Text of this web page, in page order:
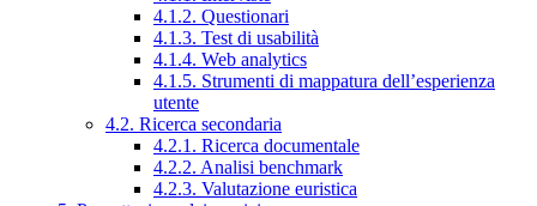
4.1.2. Questionari
4.1.3. Test di usabilità
4.1.4. Web analytics
4.1.5. Strumenti di mappatura dell’esperienza
utente
4.2. Ricerca secondaria
4.2.1. Ricerca documentale
4.2.2. Analisi benchmark
4.2.3. Valutazione euristica